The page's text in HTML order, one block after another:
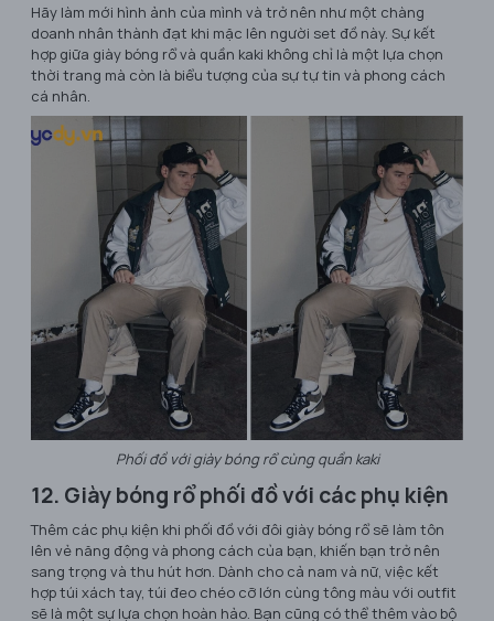
Hãy làm mới hình ảnh của mình và trở nên như một chàng
doanh nhân thành đạt khi mặc lên người set đồ này. Sự kết
hợp giữa giày bóng rổ và quần kaki không chỉ là một lựa chọn
thời trang mà còn là biểu tượng của sự tự tin và phong cách
cá nhân.
Phối đồ với giày bóng rổ cùng quần kaki
12. Giày bóng rổ phối đồ với các phụ kiện
Thêm các phụ kiện khi phối đồ với đôi giày bóng rổ sẽ làm tôn
lên vẻ năng động và phong cách của bạn, khiến bạn trở nên
sang trọng và thu hút hơn. Dành cho cả nam và nữ, việc kết
hợp túi xách tay, túi đeo chéo cỡ lớn cùng tông màu với outfit
sẽ là một sự lựa chọn hoàn hảo. Bạn cũng có thể thêm vào bộ